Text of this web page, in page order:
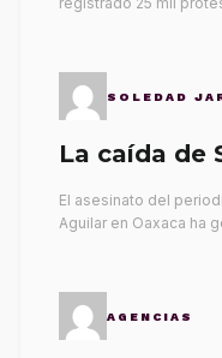
SOLEDAD
La caída de
El asesinato del
Aguilar en Oaxaca ha
AGENCIAS